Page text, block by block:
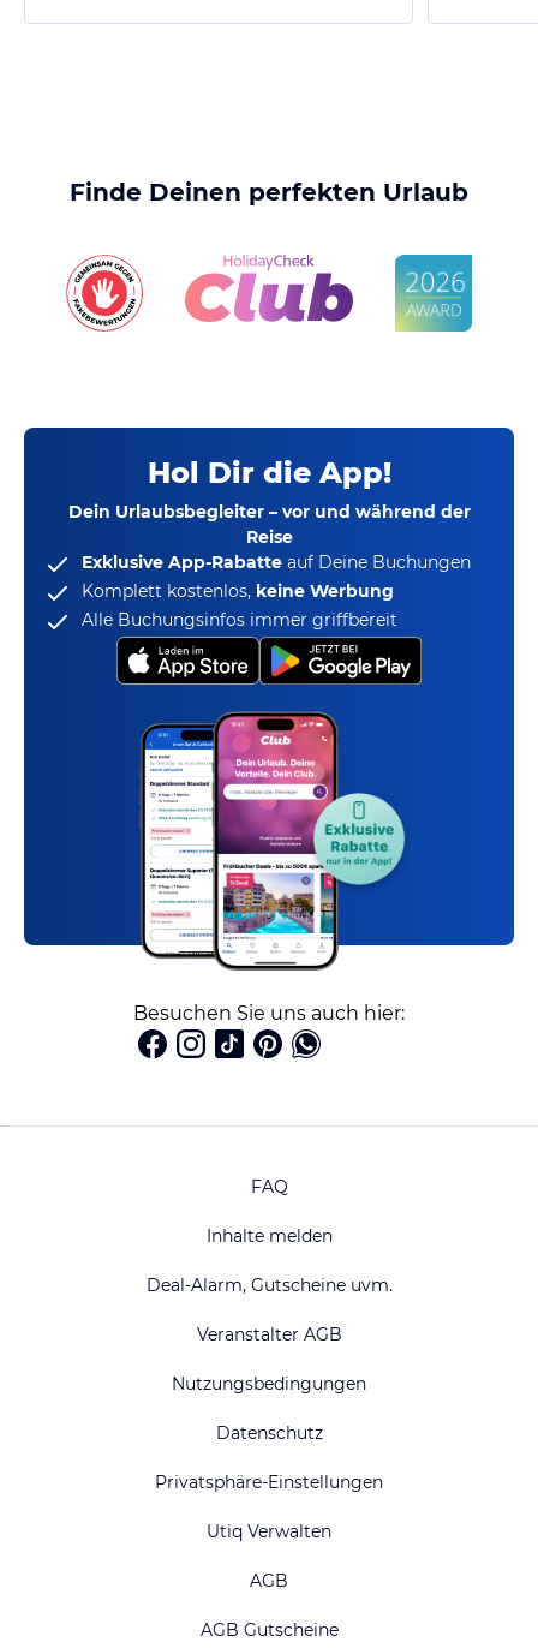
Finde Deinen perfekten Urlaub
Hol Dir die App!
Dein Urlaubsbegleiter – vor und während der
Reise
Exklusive App-Rabatte auf Deine Buchungen
Komplett kostenlos, keine Werbung
Alle Buchungsinfos immer griffbereit
Besuchen Sie uns auch hier:
FAQ
Inhalte melden
Deal-Alarm, Gutscheine uvm.
Veranstalter AGB
Nutzungsbedingungen
Datenschutz
Privatsphäre-Einstellungen
Utiq Verwalten
AGB
AGB Gutscheine